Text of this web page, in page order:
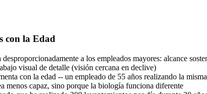
con la Edad
a los empleados mayores: alcance
visual de detalle (visión cercana en declive)
con la edad -- un empleado de 55 años realizando la
menos capaz, sino porque la biología funciona diferente